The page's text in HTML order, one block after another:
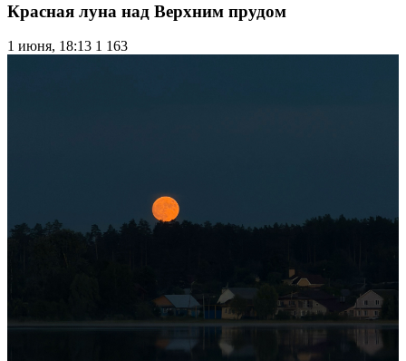
Красная луна над Верхним прудом
1 июня, 18:13 1 163